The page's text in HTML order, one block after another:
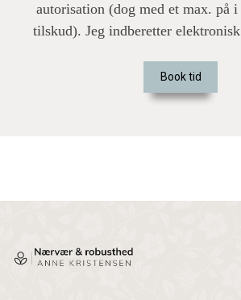
autorisation (dog med et max. på
tilskud). Jeg indberetter
Book tid